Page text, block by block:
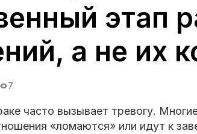
этап
а не их
7
часто вызывает тревогу.
«ломаются» или идут к